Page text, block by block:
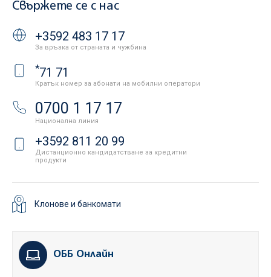
Свържете се с нас
+3592 483 17 17
За връзка от страната и чужбина
*71 71
Кратък номер за абонати на мобилни оператори
0700 1 17 17
Национална линия
+3592 811 20 99
Дистанционно кандидатстване за кредитни
продукти
Клонове и банкомати
ОББ Онлайн